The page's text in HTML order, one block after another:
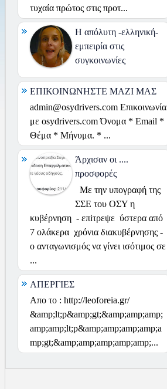
τυχαία πρώτος στις προτ...
H απόλυτη -ελληνική-
εμπειρία στις
συγκοινωνίες
ΕΠΙΚΟΙΝΩΝΗΣΤΕ ΜΑΖΙ ΜΑΣ
admin@osydrivers.com Επικοινωνία
με osydrivers.com Όνομα * Email *
Θέμα * Μήνυμα. * ...
Άρχισαν οι ....
προσφορές
Με την υπογραφή της
ΣΣΕ του ΟΣΥ η
κυβέρνηση - επiτρεψε ύστερα από
7 ολάκερα χρόνια διακυβέρνησης -
ο ανταγωνισμός να γίνει ισότιμος σε
...
ΑΠΕΡΓΙΕΣ
Απο το : http://leoforeia.gr/
&amp;lt;p&amp;gt;&amp;amp;amp;
amp;amp;lt;p&amp;amp;amp;amp;a
mp;gt;&amp;amp;amp;amp;amp;...